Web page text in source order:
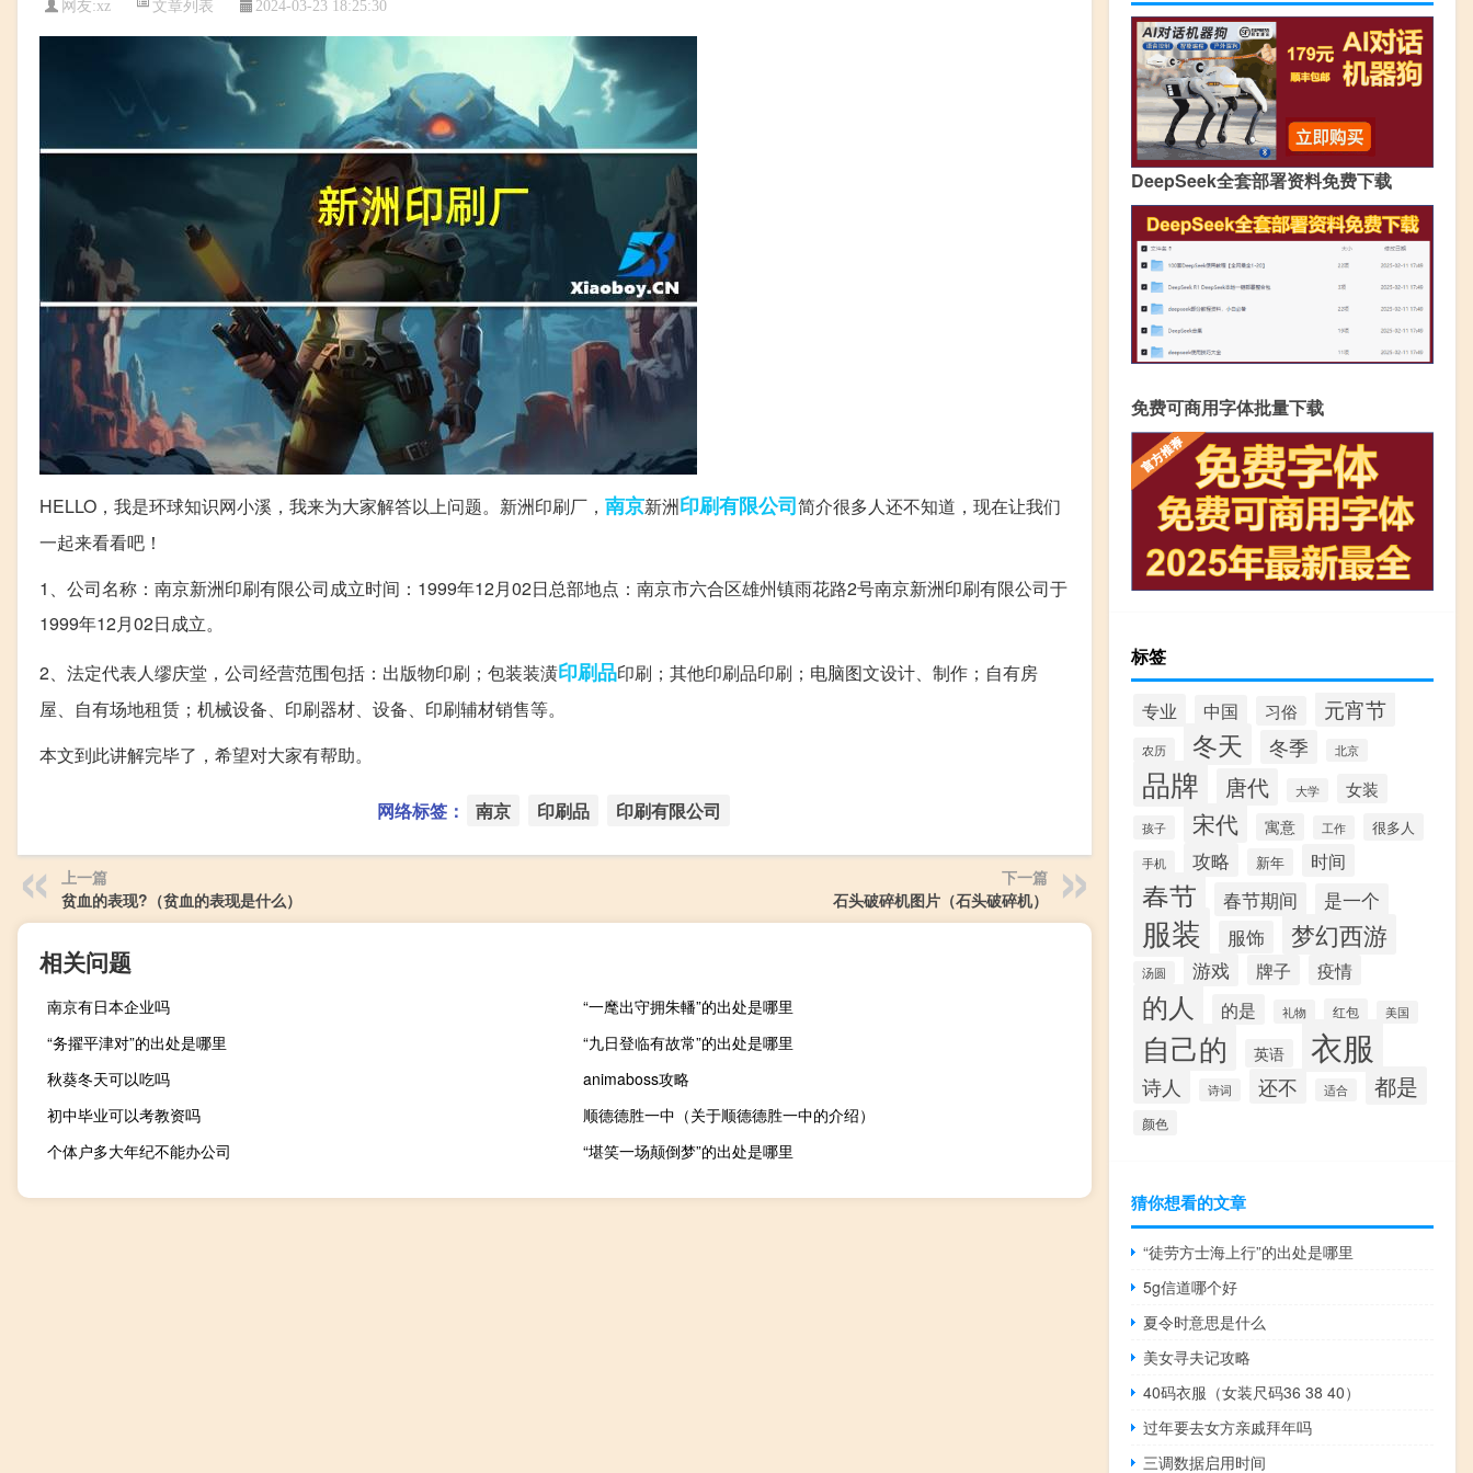
网友:xz 2024-03-23 18:25:30
HELLO，我是环球知识网小溪，我来为大家解答以上问题。新洲印刷厂， 南京新洲印刷有限公司简介很多人还不知道，现在让我们
一起来看看吧！
1、公司名称：南京新洲印刷有限公司成立时间：1999年12月02日总部地点：南京市六合区雄州镇雨花路2号南京新洲印刷有限公司于
1999年12月02日成立。
2、法定代表人缪庆堂，公司经营范围包括：出版物印刷；包装装潢印刷品印刷；其他印刷品印刷；电脑图文设计、制作；自有房
屋、自有场地租赁；机械设备、印刷器材、设备、印刷辅材销售等。
本文到此讲解完毕了，希望对大家有帮助。
网络标签： 南京 印刷品 印刷有限公司
上一篇
贫血的表现?（贫血的表现是什么）
下一篇
石头破碎机图片（石头破碎机）
相关问题
南京有日本企业吗
“一麾出守拥朱轓”的出处是哪里
“务擢平津对”的出处是哪里
“九日登临有故常”的出处是哪里
秋葵冬天可以吃吗
animaboss攻略
初中毕业可以考教资吗
顺德德胜一中（关于顺德德胜一中的介绍）
个体户多大年纪不能办公司
“堪笑一场颠倒梦”的出处是哪里
DeepSeek全套部署资料免费下载
免费可商用字体批量下载
标签
专业 中国 习俗 元宵节
农历 冬天 冬季 北京
品牌 唐代 大学 女装
孩子 宋代 寓意 工作 很多人
手机 攻略 新年 时间
春节 春节期间 是一个
服装 服饰 梦幻西游
汤圆 游戏 牌子 疫情
的人 的是 礼物 红包 美国
自己的 英语 衣服
诗人 诗词 还不 适合 都是
颜色
猜你想看的文章
“徒劳方士海上行”的出处是哪里
5g信道哪个好
夏令时意思是什么
美女寻夫记攻略
40码衣服（女装尺码36 38 40）
过年要去女方亲戚拜年吗
三调数据启用时间